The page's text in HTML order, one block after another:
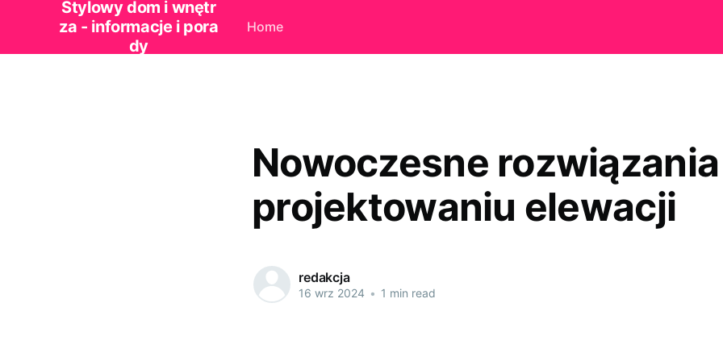
Stylowy dom i wnętr
za - informacje i pora
dy
Home
Nowoczesne
projektowaniu elewacji
redakcja
16 wrz 2024 • 1 min read